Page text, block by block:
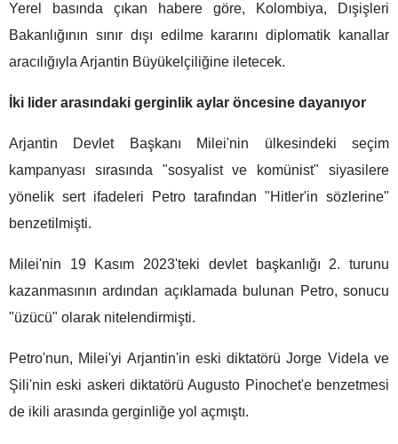
Yerel basında çıkan habere göre, Kolombiya, Dışişleri
Bakanlığının sınır dışı edilme kararını diplomatik kanallar
aracılığıyla Arjantin Büyükelçiliğine iletecek.
İki lider arasındaki gerginlik aylar öncesine dayanıyor
Arjantin Devlet Başkanı Milei'nin ülkesindeki seçim
kampanyası sırasında "sosyalist ve komünist" siyasilere
yönelik sert ifadeleri Petro tarafından "Hitler'in sözlerine"
benzetilmişti.
Milei'nin 19 Kasım 2023'teki devlet başkanlığı 2. turunu
kazanmasının ardından açıklamada bulunan Petro, sonucu
"üzücü" olarak nitelendirmişti.
Petro'nun, Milei'yi Arjantin'in eski diktatörü Jorge Videla ve
Şili'nin eski askeri diktatörü Augusto Pinochet'e benzetmesi
de ikili arasında gerginliğe yol açmıştı.